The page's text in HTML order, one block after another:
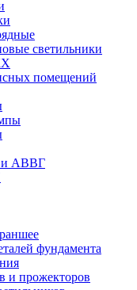
светильники
помещений
и АВВГ
фундамента
и прожекторов